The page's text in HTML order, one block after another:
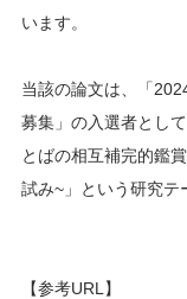
います。
当該の論文は、「
募集」の入選者とし
とばの相互補完的鑑
試み~」という研究テ
【参考URL】